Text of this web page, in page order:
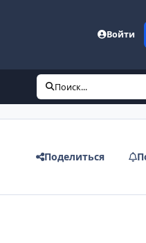
Войти
Поиск...
Поделиться